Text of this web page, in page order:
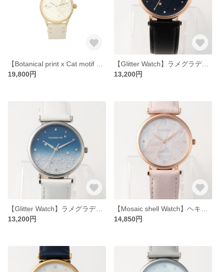
19,800円
【Glitter Watch】ラメグラデーション腕時計・ネイビー(ESL080W2)
13,200円
【Glitter Watch】ラメグラデーション腕時計・ホワイト(ESL080W1)
13,200円
14,850円